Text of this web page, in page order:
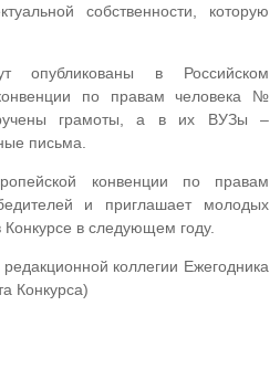
собственности, которую
опубликованы в Российском
по правам человека №
грамоты, а в их ВУЗы –
письма.
конвенции по правам
и приглашает молодых
Конкурсе в следующем году.
коллегии Ежегодника
Конкурса)